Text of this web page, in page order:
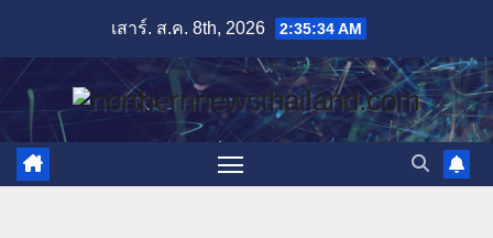
content
เสาร์. ส.ค. 8th, 2026 2:35:35 AM